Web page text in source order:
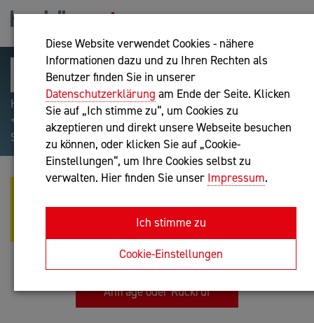
Diese Website verwendet Cookies - nähere
Informationen dazu und zu Ihren Rechten als
Benutzer finden Sie in unserer
Datenschutzerklärung am Ende der Seite. Klicken
Sie auf „Ich stimme zu“, um Cookies zu
akzeptieren und direkt unsere Webseite besuchen
zu können, oder klicken Sie auf „Cookie-
Einstellungen“, um Ihre Cookies selbst zu
verwalten. Hier finden Sie unser Impressum.
Ich stimme zu
Cookie-Einstellungen
Hilfreiche Suchparameter: Begriff einschließen:
+webshop, Begriff ausschließen: -webshop, Exakter
Suchbegriff: "internet of things"
WIRTSCHAFTSTREUHÄNDER
WEINZINGER UND PARTNER
STEUERBERATER GMBH
Bilanzbuchhaltung nach BibuG
Anfrage oder Rückruf